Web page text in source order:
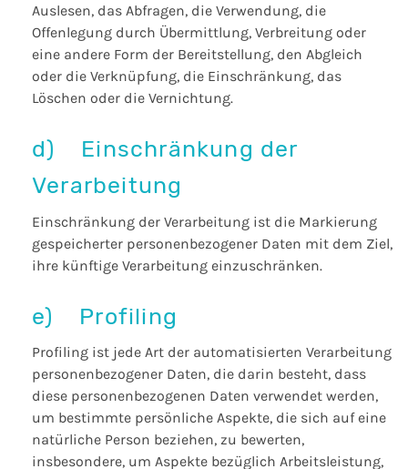
Auslesen, das Abfragen, die Verwendung, die
Offenlegung durch Übermittlung, Verbreitung oder
eine andere Form der Bereitstellung, den Abgleich
oder die Verknüpfung, die Einschränkung, das
Löschen oder die Vernichtung.
d) Einschränkung der
Verarbeitung
Einschränkung der Verarbeitung ist die Markierung
gespeicherter personenbezogener Daten mit dem Ziel,
ihre künftige Verarbeitung einzuschränken.
e) Profiling
Profiling ist jede Art der automatisierten Verarbeitung
personenbezogener Daten, die darin besteht, dass
diese personenbezogenen Daten verwendet werden,
um bestimmte persönliche Aspekte, die sich auf eine
natürliche Person beziehen, zu bewerten,
insbesondere, um Aspekte bezüglich Arbeitsleistung,